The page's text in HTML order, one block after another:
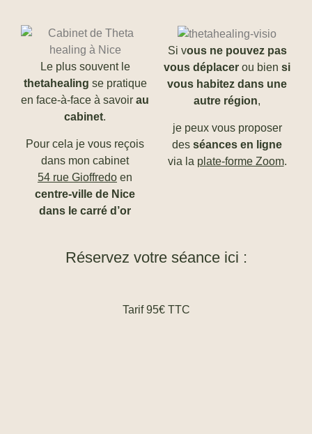
Le plus souvent le
thetahealing se pratique
en face-à-face à savoir au
cabinet.
Pour cela je vous reçois
dans mon cabinet
54 rue Gioffredo en
centre-ville de Nice
dans le carré d’or
Si vous ne pouvez pas
vous déplacer ou bien si
vous habitez dans une
autre région,
je peux vous proposer
des séances en ligne
via la plate-forme Zoom.
Réservez votre séance ici :
Tarif 95€ TTC